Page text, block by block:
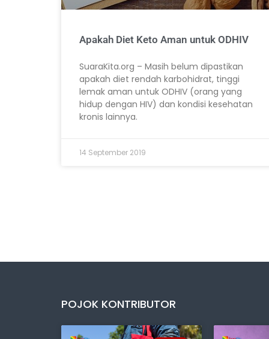
Apakah Diet Keto Aman untuk ODHIV
SuaraKita.org – Masih belum dipastikan
apakah diet rendah karbohidrat, tinggi
lemak aman untuk ODHIV (orang yang
hidup dengan HIV) dan kondisi kesehatan
kronis lainnya.
14 September 2019
POJOK KONTRIBUTOR